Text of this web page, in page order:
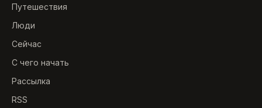
Путешествия
Люди
Сейчас
С чего начать
Рассылка
RSS